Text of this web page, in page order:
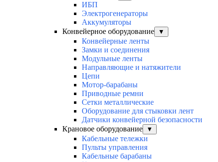
ИБП
Электрогенераторы
Аккумуляторы
Конвейерное оборудование
▼
Конвейерные ленты
Замки и соединения
Модульные ленты
Направляющие и натяжители
Цепи
Мотор-барабаны
Приводные ремни
Сетки металлические
Оборудование для стыковки лент
Датчики конвейерной безопасности
Крановое оборудование
▼
Кабельные тележки
Пульты управления
Кабельные барабаны